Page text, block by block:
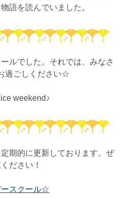
語を読んでいました。
ルでした。それでは、みなさ
過ごしください☆
weekend♪
定期的に更新しております。ぜ
ださい！
スクール☆